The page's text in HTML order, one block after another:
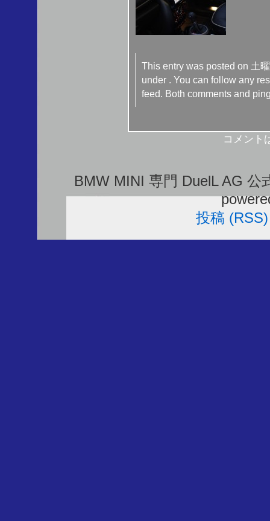
This entry was posted on 土
under . You can follow any
feed. Both comments and
コメント
BMW MINI 専門 DuelL AG
投稿 (RSS)